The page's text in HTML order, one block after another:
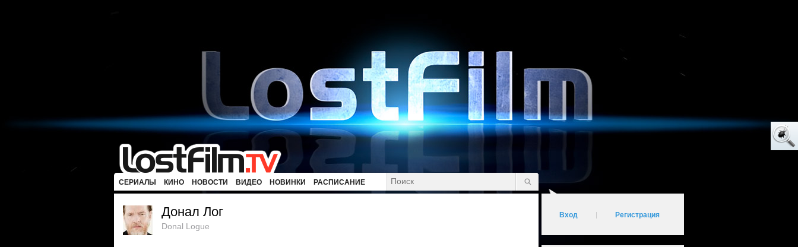
СЕРИАЛЫ КИНО НОВОСТИ ВИДЕО НОВИНКИ РАСПИСАНИЕ
Донал Лог
Donal Logue
Вход Регистрация